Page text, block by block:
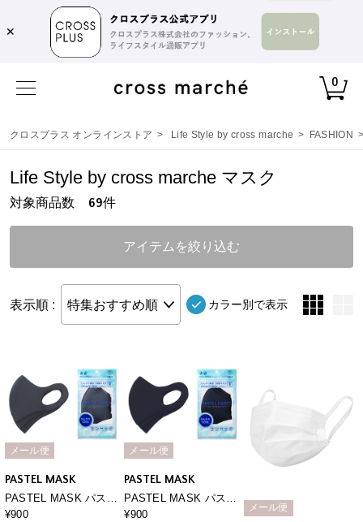
✕
0
クロスプラス オンラインストア > Life Style by cross marche > FASHION
対象商品数 69件
Life Style by cross marche マスク
アイテムを絞り込む
表示順 : 特集おすすめ順 カラー別で表示
メール便
PASTEL MASK
PASTEL MASK パステ
ルマスク ひんやり
¥900
メール便
PASTEL MASK
PASTEL MASK パステ
ルマスク ひんやり
¥900
メール便